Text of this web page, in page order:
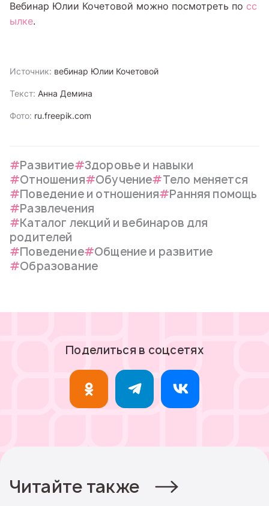
Вебинар Юлии Кочетовой можно посмотреть по сс
ылке.
Источник: вебинар Юлии Кочетовой
Текст: Анна Демина
Фото: ru.freepik.com
Развитие
Здоровье и навыки
Отношения
Обучение
Тело меняется
Поведение и отношения
Ранняя помощь
Развлечения
Каталог лекций и вебинаров для
родителей
Поведение
Общение и развитие
Образование
Поделиться в соцсетях
Читайте также